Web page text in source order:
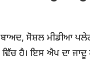
ਬਾਅਦ, ਸੋਸ਼ਲ ਮੀਡੀਆ
ਹੈ। ਇਸ ਐਪ ਦਾ ਜਾਦੂ